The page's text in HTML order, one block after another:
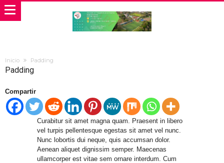
Inicio Padding
Padding
Compartir
Curabitur sit amet magna quam. Praesent in libero
vel turpis pellentesque egestas sit amet vel nunc.
Nunc lobortis dui neque, quis accumsan dolor.
Aenean aliquet dignissim semper. Maecenas
ullamcorper est vitae sem ornare interdum. Cum